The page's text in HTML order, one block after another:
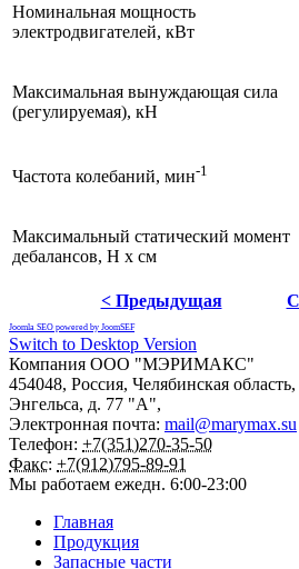
Номинальная мощность
электродвигателей, кВт
Максимальная вынуждающая сила
(регулируемая), кН
Частота колебаний, мин-1
Максимальный статический момент
дебалансов, Н х см
< Предыдущая
Joomla SEO powered by JoomSEF
Switch to Desktop Version
Компания ООО "МЭРИМАКС"
454048, Россия, Челябинская область,
Энгельса, д. 77 "А",
Электронная почта: mail@marymax.su
Телефон: +7(351)270-35-50
Факс: +7(912)795-89-91
Мы работаем ежедн. 6:00-23:00
Главная
Продукция
Запасные части